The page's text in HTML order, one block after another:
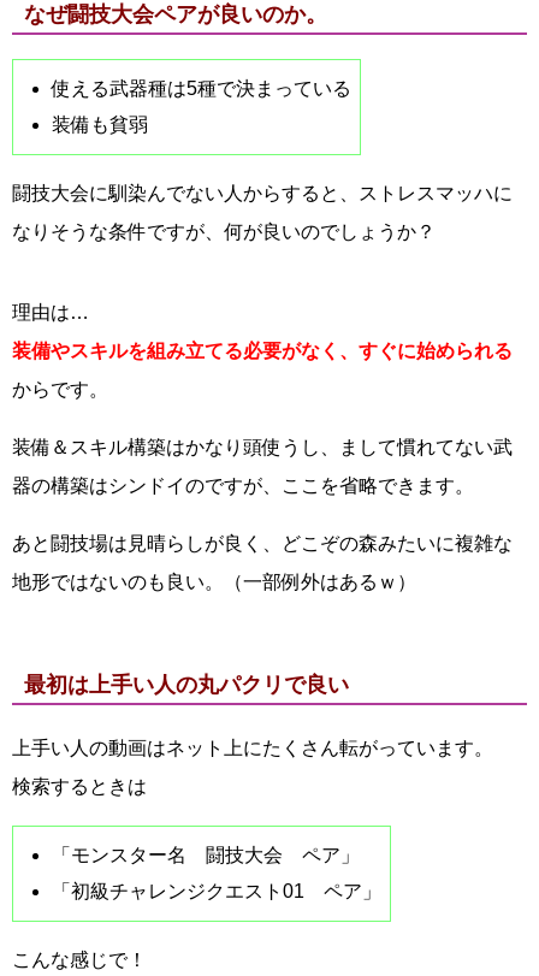
なぜ闘技大会ペアが良いのか。
使える武器種は5種で決まっている
装備も貧弱
闘技大会に馴染んでない人からすると、ストレスマッハに
なりそうな条件ですが、何が良いのでしょうか？
理由は…
装備やスキルを組み立てる必要がなく、すぐに始められる
からです。
装備＆スキル構築はかなり頭使うし、まして慣れてない武
器の構築はシンドイのですが、ここを省略できます。
あと闘技場は見晴らしが良く、どこぞの森みたいに複雑な
地形ではないのも良い。（一部例外はあるｗ）
最初は上手い人の丸パクリで良い
上手い人の動画はネット上にたくさん転がっています。
検索するときは
「モンスター名 闘技大会 ペア」
「初級チャレンジクエスト01 ペア」
こんな感じで！